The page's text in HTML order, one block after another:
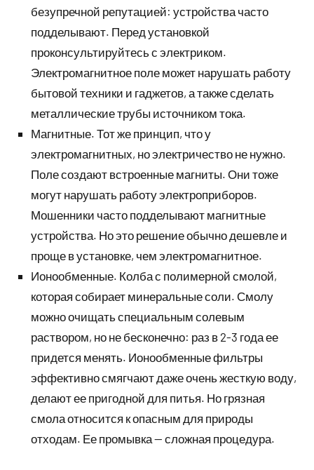
безупречной репутацией: устройства часто
подделывают. Перед установкой
проконсультируйтесь с электриком.
Электромагнитное поле может нарушать работу
бытовой техники и гаджетов, а также сделать
металлические трубы источником тока.
Магнитные. Тот же принцип, что у
электромагнитных, но электричество не нужно.
Поле создают встроенные магниты. Они тоже
могут нарушать работу электроприборов.
Мошенники часто подделывают магнитные
устройства. Но это решение обычно дешевле и
проще в установке, чем электромагнитное.
Ионообменные. Колба с полимерной смолой,
которая собирает минеральные соли. Смолу
можно очищать специальным солевым
раствором, но не бесконечно: раз в 2-3 года ее
придется менять. Ионообменные фильтры
эффективно смягчают даже очень жесткую воду,
делают ее пригодной для питья. Но грязная
смола относится к опасным для природы
отходам. Ее промывка — сложная процедура.